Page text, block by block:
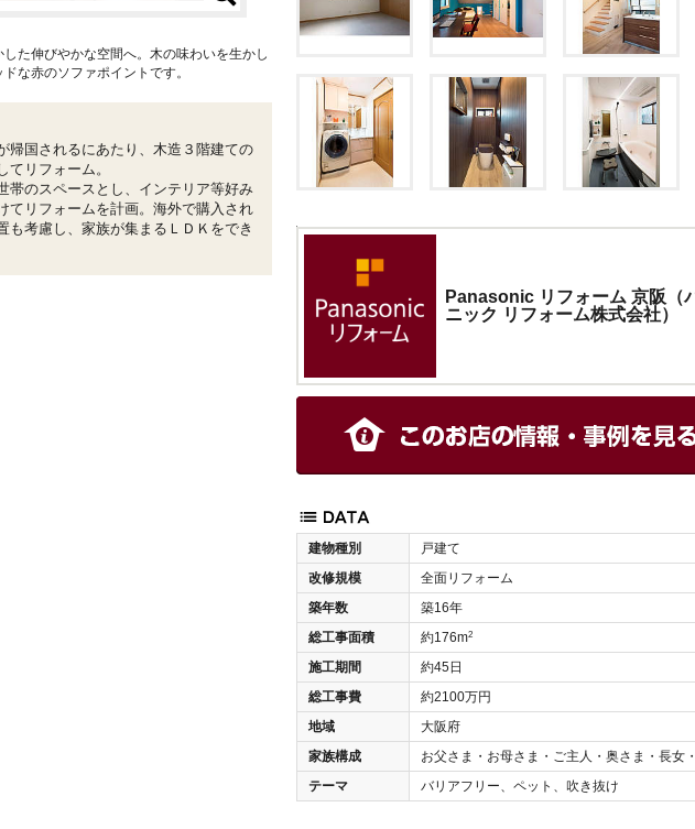
Panasonic リフォーム 京阪（
ニック リフォーム株式会社）
建物種別
戸建て
改修規模
全面リフォーム
築年数
築16年
総工事面積
約176m2
施工期間
約45日
総工事費
約2100万円
地域
大阪府
家族構成
お父さま・お母さま・ご主人・奥さま・長女
テーマ
バリアフリー、ペット、吹き抜け
た伸びやかな空間へ。木の味わいを生かし
な赤のソファポイントです。
帰国されるにあたり、木造３階建ての
リフォーム。
帯のスペースとし、インテリア等好み
てリフォームを計画。海外で購入され
も考慮し、家族が集まるＬＤＫをでき